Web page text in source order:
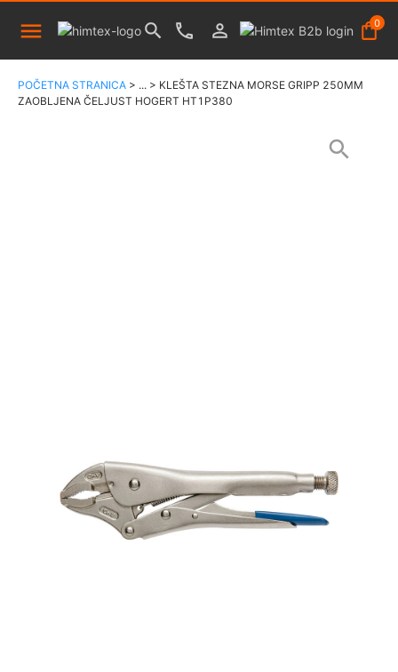
0
POČETNA STRANICA > ... > KLEŠTA STEZNA MORSE GRIPP 250MM
ZAOBLJENA ČELJUST HOGERT HT1P380